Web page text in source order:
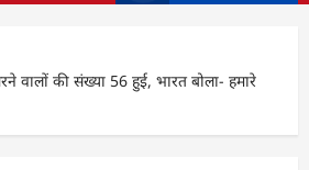
वालों की संख्या 56 हुई, भारत बोला- हमारे